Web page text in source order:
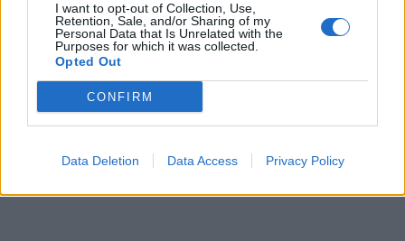
I want to opt-out of Collection, Use,
Retention, Sale, and/or Sharing of my
Personal Data that Is Unrelated with the
Purposes for which it was collected.
Opted Out
CONFIRM
Data Deletion Data Access Privacy Policy